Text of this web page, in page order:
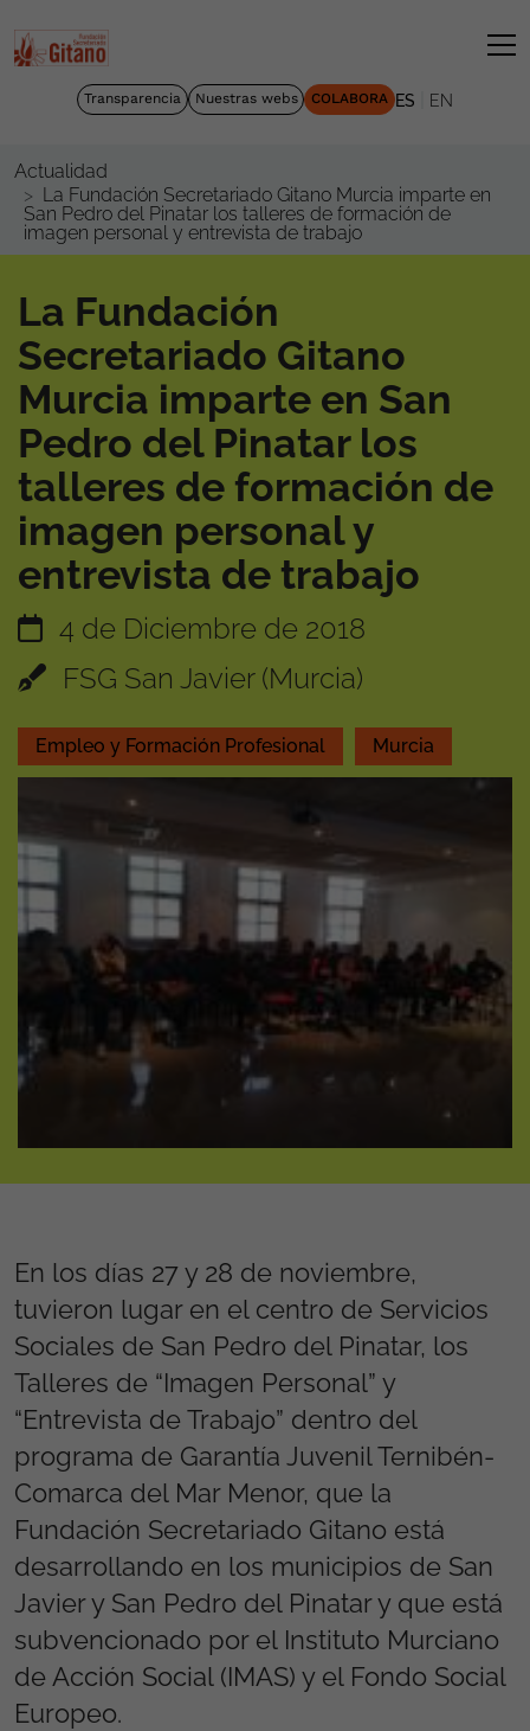
Transparencia Nuestras webs COLABORA ES EN
Actualidad
La Fundación Secretariado Gitano Murcia imparte en
San Pedro del Pinatar los talleres de formación de
imagen personal y entrevista de trabajo
La Fundación
Secretariado Gitano
Murcia imparte en San
Pedro del Pinatar los
talleres de formación de
imagen personal y
entrevista de trabajo
4 de Diciembre de 2018
FSG San Javier (Murcia)
Empleo y Formación Profesional Murcia
En los días 27 y 28 de noviembre,
tuvieron lugar en el centro de Servicios
Sociales de San Pedro del Pinatar, los
Talleres de “Imagen Personal” y
“Entrevista de Trabajo” dentro del
programa de Garantía Juvenil Ternibén-
Comarca del Mar Menor, que la
Fundación Secretariado Gitano está
desarrollando en los municipios de San
Javier y San Pedro del Pinatar y que está
subvencionado por el Instituto Murciano
de Acción Social (IMAS) y el Fondo Social
Europeo.